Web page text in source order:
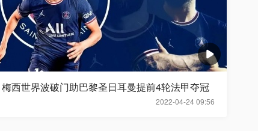
2022-04-24 09:56
梅西世界波破门助巴黎圣日耳曼提前4轮法甲夺冠